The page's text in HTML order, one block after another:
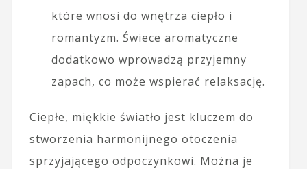
które wnosi do wnętrza ciepło i
romantyzm. Świece aromatyczne
dodatkowo wprowadzą przyjemny
zapach, co może wspierać relaksację.
Ciepłe, miękkie światło jest kluczem do
stworzenia harmonijnego otoczenia
sprzyjającego odpoczynkowi. Można je